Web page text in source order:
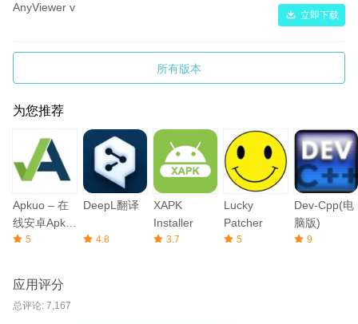
AnyViewer v
立即下载
所有版本
为您推荐
Apkuo – 在
线安卓Apk下
载器
5
DeepL翻译
4.8
XAPK
Installer
3.7
Lucky
Patcher
5
Dev-Cpp(电
脑版)
9
应用评分
总评论: 7,167